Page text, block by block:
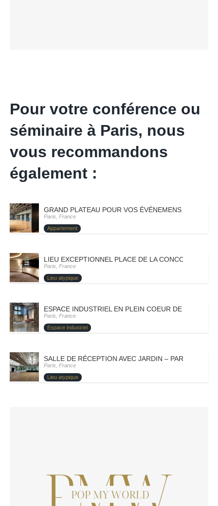
Pour votre conférence ou
séminaire à Paris, nous
vous recommandons
également :
GRAND PLATEAU POUR VOS ÉVÉNEMENS – PARIS
Paris, France
Appartement
LIEU EXCEPTIONNEL PLACE DE LA CONCORDE –
Paris, France
Lieu atypique
ESPACE INDUSTRIEL EN PLEIN COEUR DE PARIS –
Paris, France
Espace industriel
SALLE DE RÉCEPTION AVEC JARDIN – PARIS XII-
Paris, France
Lieu atypique